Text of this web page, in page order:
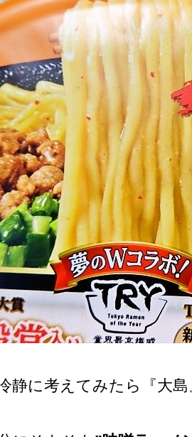
に考えてみたら『大島